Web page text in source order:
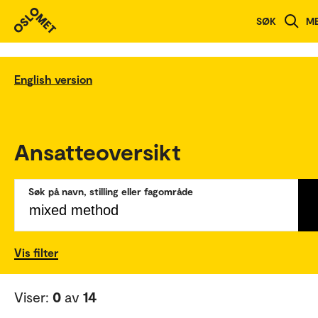
SØK
English version
Ansatteoversikt
Søk på navn, stilling eller fagområde
Vis filter
Viser: 0 av 14